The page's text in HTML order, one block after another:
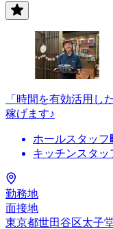
「時間を有効活用し
稼げます♪
ホールスタッフ
キッチンスタッ
勤務地
面接地
東京都世田谷区太子